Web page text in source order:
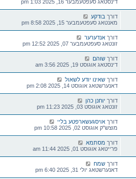
דינסטאג סעפטעמבער 16, 2025 1:03 pm
דורך בודקע
מאנטאג סעפטעמבער 15, 2025 8:58 pm
דורך אנדערער
זונטאג סעפטעמבער 07, 2025 12:52 pm
דורך שוהם
דינסטאג אוגוסט 19, 2025 3:56 am
דורך שאינו יודע לשאול
דאנערשטאג אוגוסט 14, 2025 2:08 pm
דורך יוחנן כהן
זונטאג אוגוסט 03, 2025 11:23 pm
דורך אויסגעשארפטע בליי
מוצש"ק אוגוסט 02, 2025 10:58 pm
דורך מסתמא
פרייטאג אוגוסט 01, 2025 11:44 am
דורך שמח
דאנערשטאג יולי 31, 2025 6:40 pm